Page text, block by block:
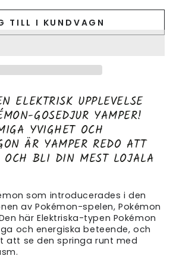
TILL I KUNDVAGN
ELEKTRISK UPPLEVELSE
GOSEDJUR YAMPER!
YVIGHET OCH
ÄR YAMPER REDO ATT
OCH BLI DIN MEST LOJALA
som introducerades i den
av Pokémon-spelen, Pokémon
här Elektriska-typen Pokémon
och energiska beteende, och
att se den springa runt med